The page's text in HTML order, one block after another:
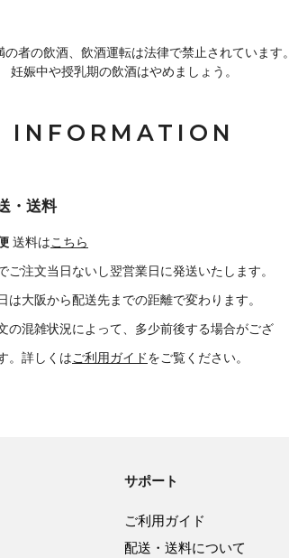
の者の飲酒、飲酒運転は法律で禁止されています。
妊娠中や授乳期の飲酒はやめましょう。
INFORMATION
・送料
送料はこちら
ご注文当日ないし翌営業日に発送いたします。
は大阪から配送先までの距離で変わります。
の混雑状況によって、多少前後する場合がござ
。詳しくはご利用ガイドをご覧ください。
サポート
ご利用ガイド
配送・送料について